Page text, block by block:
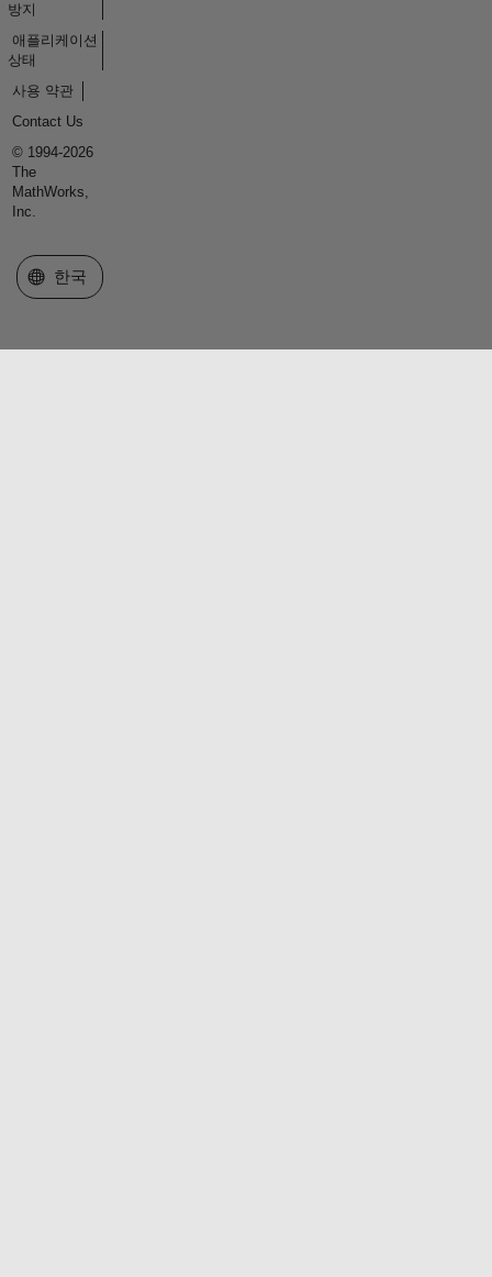
방지
애플리케이션
상태
사용 약관
Contact Us
© 1994-2026
The
MathWorks,
Inc.
웹사이트 선택
한국